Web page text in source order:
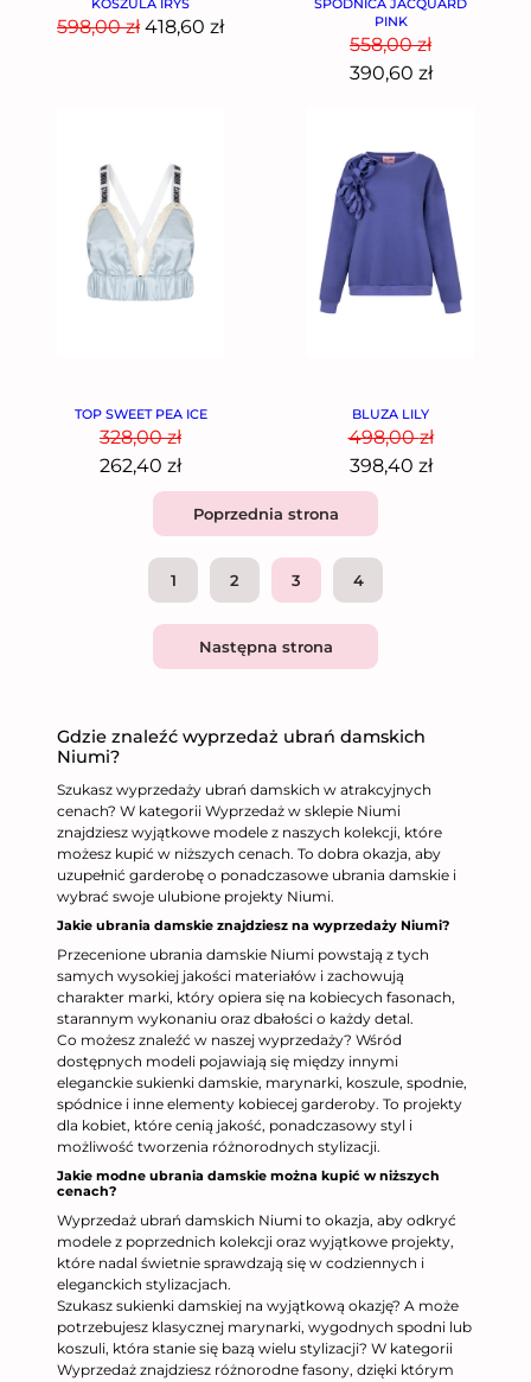
KOSZULA IRYS
598,00zł 418,60 zł
SPÓDNICA JACQUARD
PINK
558,00zł
390,60 zł
TOP SWEET PEA ICE
328,00zł
262,40 zł
BLUZA LILY
498,00zł
398,40 zł
Poprzednia strona
1 2 3 4
Następna strona
Gdzie znaleźć wyprzedaż ubrań damskich
Niumi?
Szukasz wyprzedaży ubrań damskich w atrakcyjnych
cenach? W kategorii Wyprzedaż w sklepie Niumi
znajdziesz wyjątkowe modele z naszych kolekcji, które
możesz kupić w niższych cenach. To dobra okazja, aby
uzupełnić garderobę o ponadczasowe ubrania damskie i
wybrać swoje ulubione projekty Niumi.
Jakie ubrania damskie znajdziesz na wyprzedaży Niumi?
Przecenione ubrania damskie Niumi powstają z tych
samych wysokiej jakości materiałów i zachowują
charakter marki, który opiera się na kobiecych fasonach,
starannym wykonaniu oraz dbałości o każdy detal.
Co możesz znaleźć w naszej wyprzedaży? Wśród
dostępnych modeli pojawiają się między innymi
eleganckie sukienki damskie, marynarki, koszule, spodnie,
spódnice i inne elementy kobiecej garderoby. To projekty
dla kobiet, które cenią jakość, ponadczasowy styl i
możliwość tworzenia różnorodnych stylizacji.
Jakie modne ubrania damskie można kupić w niższych
cenach?
Wyprzedaż ubrań damskich Niumi to okazja, aby odkryć
modele z poprzednich kolekcji oraz wyjątkowe projekty,
które nadal świetnie sprawdzają się w codziennych i
eleganckich stylizacjach.
Szukasz sukienki damskiej na wyjątkową okazję? A może
potrzebujesz klasycznej marynarki, wygodnych spodni lub
koszuli, która stanie się bazą wielu stylizacji? W kategorii
Wyprzedaż znajdziesz różnorodne fasony, dzięki którym